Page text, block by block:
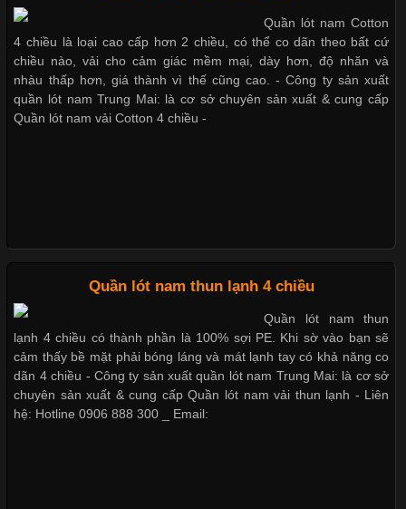
Cập nhật 2026-05-21 14:59:25
Trong những năm gần đây, vải Bamboo đang trở thành một
trong những chất liệu được yêu thích trong ngành thời trang
nhờ đặc tính mềm mại, thoáng khí và thân thiện với môi trường.
Không chỉ được ứng dụng trong quần áo thường ngày, loại vải
Cập nhật 2026-05-20 14:58:56
Vải thun là một trong những chất liệu được sử dụng rộng rãi
nhất trong ngành thời trang nhờ đặc tính co giãn, mềm mại và
thoải mái khi mặc. Từ áo thun, đồ thể thao cho đến đồ lót nam,
vải thun luôn đóng vai trò quan trọng trong quá trình sản xuất.
Hiện nay, nhu cầu tìm kiếm quần lót nam giá
Bộ sưu tập quần lót nam Boxer TpHCM
Quần lót nam boxer thun lạnh
Quần lót nam Cotton
4 chiều là loại cao cấp hơn 2 chiều, có thể co dãn theo bất cứ
chiều nào, vải cho cảm giác mềm mại, dày hơn, độ nhăn và
nhàu thấp hơn, giá thành vì thế cũng cao. - Công ty sản xuất
quần lót nam Trung Mai: là cơ sở chuyên sản xuất & cung cấp
Quần lót nam vải Cotton 4 chiều -
Quần lót nam thun lạnh 4 chiều
Quần lót nam thun
lạnh 4 chiều có thành phần là 100% sợi PE. Khi sờ vào bạn sẽ
cảm thấy bề mặt phải bóng láng và mát lạnh tay có khả năng co
dãn 4 chiều - Công ty sản xuất quần lót nam Trung Mai: là cơ sở
chuyên sản xuất & cung cấp Quần lót nam vải thun lạnh - Liên
hệ: Hotline 0906 888 300 _ Email: